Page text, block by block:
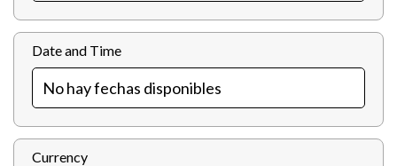
Date and Time
Currency